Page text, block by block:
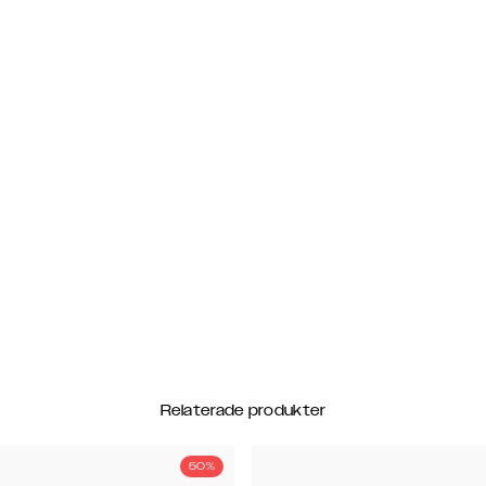
Relaterade produkter
50%